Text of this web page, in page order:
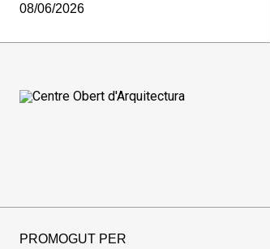
08/06/2026
PROMOGUT PER